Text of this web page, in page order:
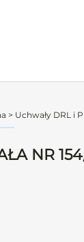
> Uchwały DRL i
NR